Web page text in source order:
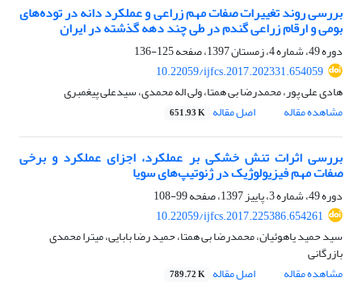
بررسی روند تغییرات صفات مهم زراعی و عملکرد دانه در توده‌های
بومی و ارقام زراعی گندم در طی چند دهه گذشته در ایران
دوره 49، شماره 4، زمستان 1397، صفحه
125-136
10.22059/ijfcs.2017.202331.654059
هادی علی پور، محمدرضا بی همتا، ولی اله محمدی، سیدعلی پیغمبری
مشاهده مقاله
اصل مقاله 651.93 K
بررسی اثرات تنش خشکی بر عملکرد، اجزای عملکرد و برخی
صفات مهم فیزیولوژیک در ژنوتیپ‌های سویا
دوره 49، شماره 3، پاییز 1397، صفحه
99-108
10.22059/ijfcs.2017.225386.654261
سید حمید یاهوئیان، محمدرضا بی همتا، حمید رضا بابایی، میترا محمدی
بازرگانی
مشاهده مقاله
اصل مقاله 789.72 K